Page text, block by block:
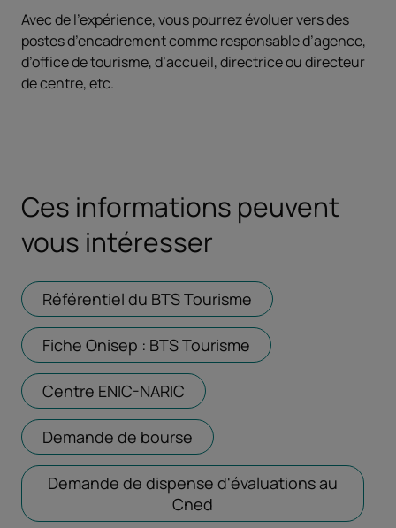
Avec de l’expérience, vous pourrez évoluer vers des
postes d’encadrement comme responsable d’agence,
d’office de tourisme, d’accueil, directrice ou directeur
de centre, etc.
Ces informations peuvent
vous intéresser
Référentiel du BTS Tourisme Ouvrir dans un
Fiche Onisep : BTS Tourisme Ouvrir dans un
Centre ENIC-NARIC Ouvrir dans un nouvel onglet
Demande de bourse Ouvrir dans un nouvel
Demande de dispense d'évaluations au
Cned Ouvrir dans un nouvel